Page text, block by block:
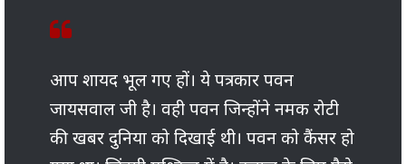
आप शायद भूल गए हों। ये पत्रकार पवन
जायसवाल जी है। वही पवन जिन्होंने नमक रोटी
की खबर दुनिया को दिखाई थी। पवन को कैंसर हो